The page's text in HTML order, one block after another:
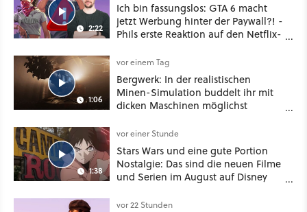
2:22
Ich bin fassungslos: GTA 6 macht
jetzt Werbung hinter der Paywall?! -
Phils erste Reaktion auf den Netflix-
1:06
vor einem Tag
Bergwerk: In der realistischen
Minen-Simulation buddelt ihr mit
dicken Maschinen möglichst
1:38
vor einer Stunde
Stars Wars und eine gute Portion
Nostalgie: Das sind die neuen Filme
und Serien im August auf Disney
vor 22 Stunden